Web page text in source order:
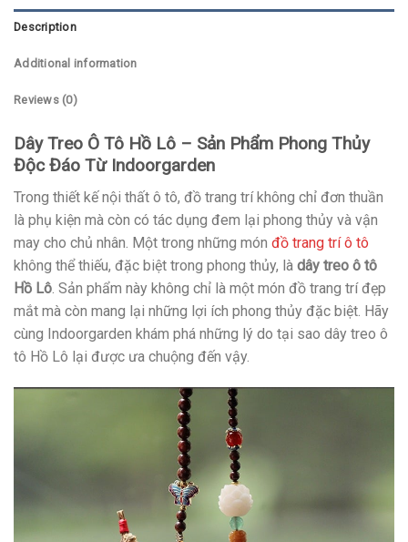
Description
Additional information
Reviews (0)
Dây Treo Ô Tô Hồ Lô – Sản Phẩm Phong Thủy
Độc Đáo Từ Indoorgarden
Trong thiết kế nội thất ô tô, đồ trang trí không chỉ đơn thuần
là phụ kiện mà còn có tác dụng đem lại phong thủy và vận
may cho chủ nhân. Một trong những món đồ trang trí ô tô
không thể thiếu, đặc biệt trong phong thủy, là dây treo ô tô
Hồ Lô . Sản phẩm này không chỉ là một món đồ trang trí đẹp
mắt mà còn mang lại những lợi ích phong thủy đặc biệt. Hãy
cùng Indoorgarden khám phá những lý do tại sao dây treo ô
tô Hồ Lô lại được ưa chuộng đến vậy.